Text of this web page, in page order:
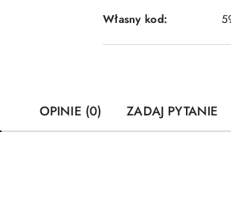
Własny kod:
OPINIE (0) ZADAJ PYTANIE